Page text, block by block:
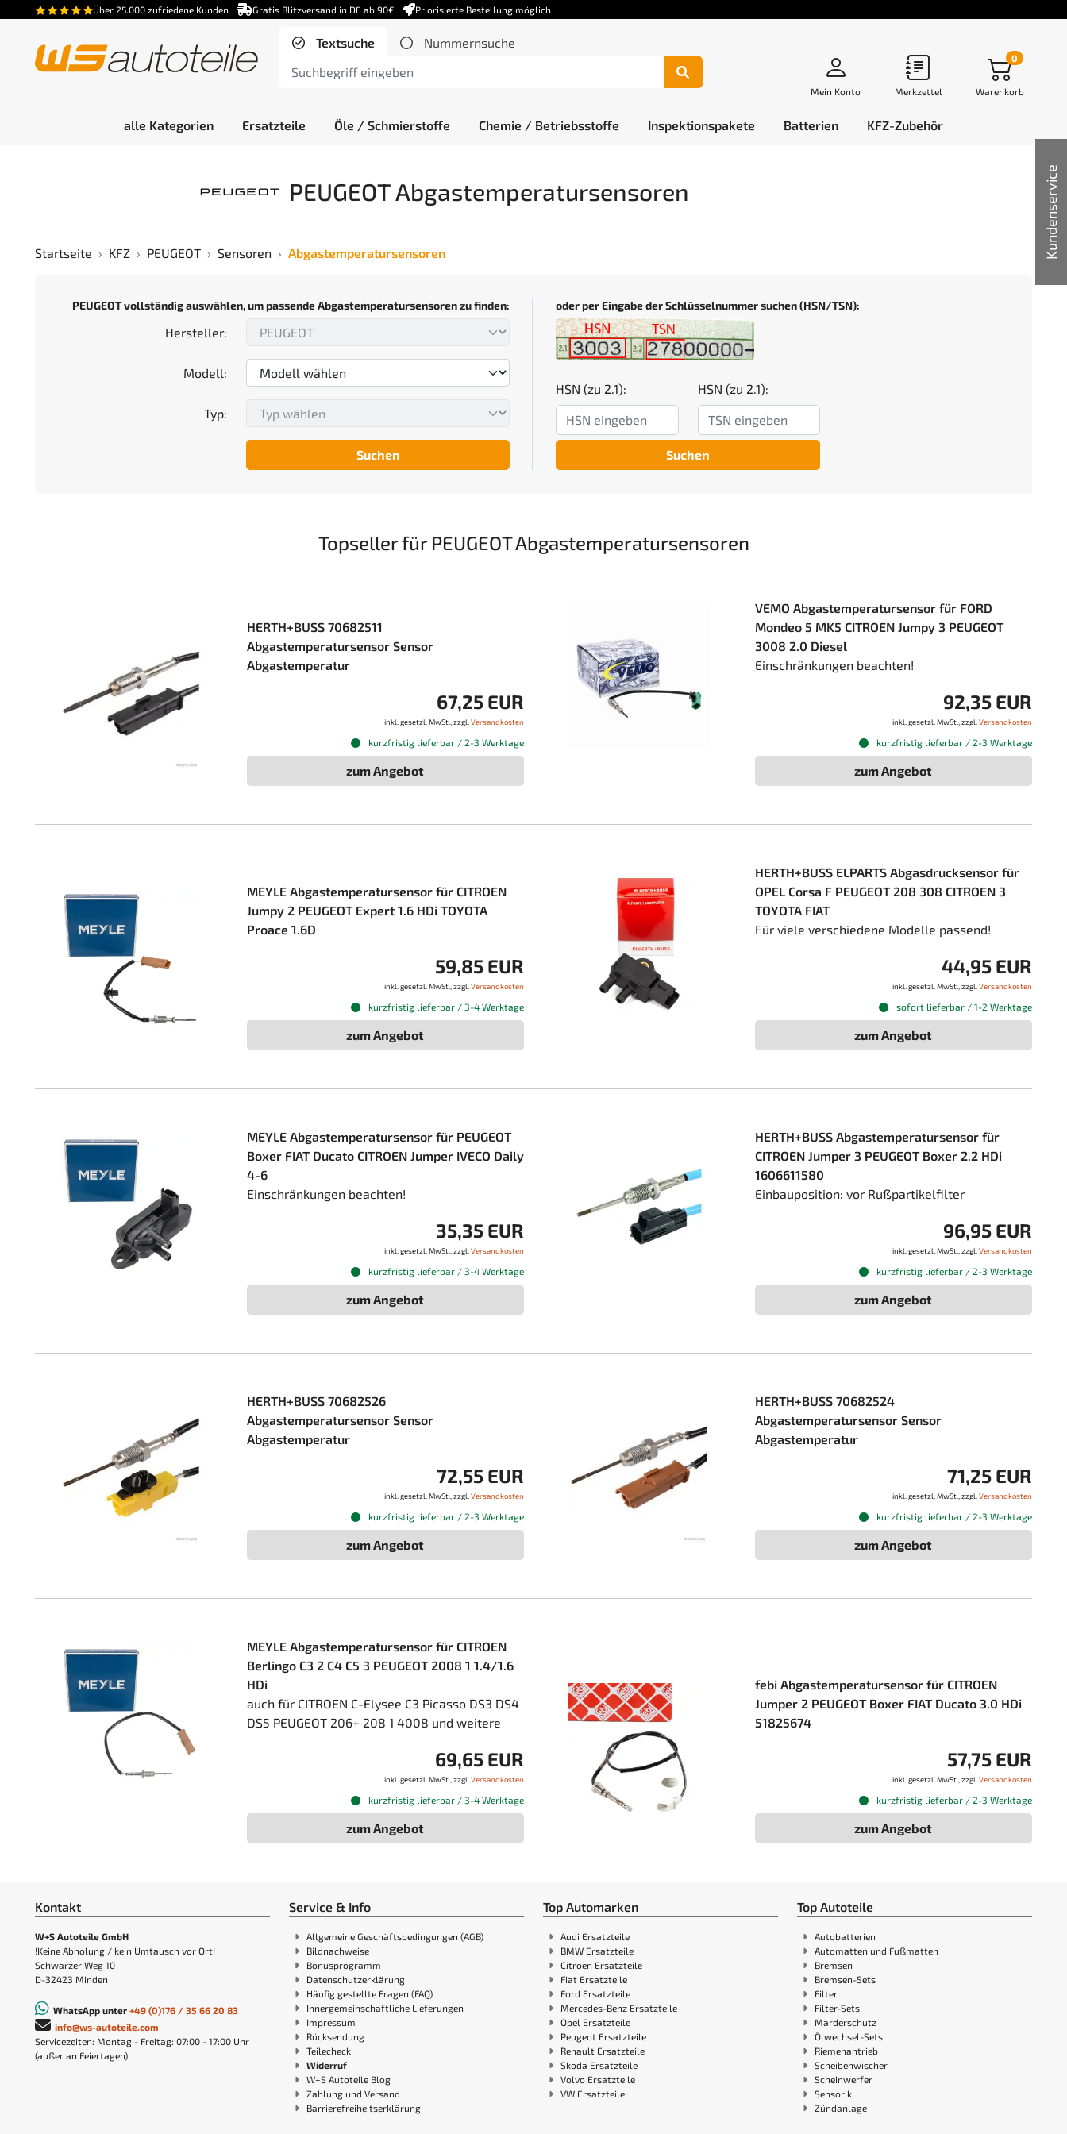
Kundenservice
Über 25.000 zufriedene Kunden Gratis Blitzversand in DE ab 90€ Priorisierte Bestellung möglich
Textsuche Nummernsuche
Mein Konto Merkzettel Warenkorb
0
alle Kategorien Ersatzteile Öle / Schmierstoffe Chemie / Betriebsstoffe Inspektionspakete Batterien KFZ-Zubehör
PEUGEOT Abgastemperatursensoren
Startseite KFZ PEUGEOT Sensoren Abgastemperatursensoren
PEUGEOT vollständig auswählen, um passende Abgastemperatursensoren zu finden:
Hersteller:
Modell:
Typ:
Suchen
oder per Eingabe der Schlüsselnummer suchen (HSN/TSN):
HSN (zu 2.1): HSN (zu 2.1):
Suchen
Topseller für PEUGEOT Abgastemperatursensoren
HERTH+BUSS 70682511
Abgastemperatursensor Sensor
Abgastemperatur
67,25 EUR
inkl. gesetzl. MwSt., zzgl. Versandkosten
kurzfristig lieferbar / 2-3 Werktage
zum Angebot
VEMO Abgastemperatursensor für FORD
Mondeo 5 MK5 CITROEN Jumpy 3 PEUGEOT
3008 2.0 Diesel
Einschränkungen beachten!
92,35 EUR
inkl. gesetzl. MwSt., zzgl. Versandkosten
kurzfristig lieferbar / 2-3 Werktage
zum Angebot
MEYLE Abgastemperatursensor für CITROEN
Jumpy 2 PEUGEOT Expert 1.6 HDi TOYOTA
Proace 1.6D
59,85 EUR
inkl. gesetzl. MwSt., zzgl. Versandkosten
kurzfristig lieferbar / 3-4 Werktage
zum Angebot
HERTH+BUSS ELPARTS Abgasdrucksensor für
OPEL Corsa F PEUGEOT 208 308 CITROEN 3
TOYOTA FIAT
Für viele verschiedene Modelle passend!
44,95 EUR
inkl. gesetzl. MwSt., zzgl. Versandkosten
sofort lieferbar / 1-2 Werktage
zum Angebot
MEYLE Abgastemperatursensor für PEUGEOT
Boxer FIAT Ducato CITROEN Jumper IVECO Daily
4-6
Einschränkungen beachten!
35,35 EUR
inkl. gesetzl. MwSt., zzgl. Versandkosten
kurzfristig lieferbar / 3-4 Werktage
zum Angebot
HERTH+BUSS Abgastemperatursensor für
CITROEN Jumper 3 PEUGEOT Boxer 2.2 HDi
1606611580
Einbauposition: vor Rußpartikelfilter
96,95 EUR
inkl. gesetzl. MwSt., zzgl. Versandkosten
kurzfristig lieferbar / 2-3 Werktage
zum Angebot
HERTH+BUSS 70682526
Abgastemperatursensor Sensor
Abgastemperatur
72,55 EUR
inkl. gesetzl. MwSt., zzgl. Versandkosten
kurzfristig lieferbar / 2-3 Werktage
zum Angebot
HERTH+BUSS 70682524
Abgastemperatursensor Sensor
Abgastemperatur
71,25 EUR
inkl. gesetzl. MwSt., zzgl. Versandkosten
kurzfristig lieferbar / 2-3 Werktage
zum Angebot
MEYLE Abgastemperatursensor für CITROEN
Berlingo C3 2 C4 C5 3 PEUGEOT 2008 1 1.4/1.6
HDi
auch für CITROEN C-Elysee C3 Picasso DS3 DS4
DS5 PEUGEOT 206+ 208 1 4008 und weitere
69,65 EUR
inkl. gesetzl. MwSt., zzgl. Versandkosten
kurzfristig lieferbar / 3-4 Werktage
zum Angebot
febi Abgastemperatursensor für CITROEN
Jumper 2 PEUGEOT Boxer FIAT Ducato 3.0 HDi
51825674
57,75 EUR
inkl. gesetzl. MwSt., zzgl. Versandkosten
kurzfristig lieferbar / 2-3 Werktage
zum Angebot
Kontakt
W+S Autoteile GmbH
!Keine Abholung / kein Umtausch vor Ort!
Schwarzer Weg 10
D-32423 Minden
WhatsApp unter +49 (0)176 / 35 66 20 83
info@ws-autoteile.com
Servicezeiten: Montag - Freitag: 07:00 - 17:00 Uhr
(außer an Feiertagen)
Service & Info
Allgemeine Geschäftsbedingungen (AGB)
Bildnachweise
Bonusprogramm
Datenschutzerklärung
Häufig gestellte Fragen (FAQ)
Innergemeinschaftliche Lieferungen
Impressum
Rücksendung
Teilecheck
Widerruf
W+S Autoteile Blog
Zahlung und Versand
Barrierefreiheitserklärung
Top Automarken
Audi Ersatzteile
BMW Ersatzteile
Citroen Ersatzteile
Fiat Ersatzteile
Ford Ersatzteile
Mercedes-Benz Ersatzteile
Opel Ersatzteile
Peugeot Ersatzteile
Renault Ersatzteile
Skoda Ersatzteile
Volvo Ersatzteile
VW Ersatzteile
Top Autoteile
Autobatterien
Automatten und Fußmatten
Bremsen
Bremsen-Sets
Filter
Filter-Sets
Marderschutz
Ölwechsel-Sets
Riemenantrieb
Scheibenwischer
Scheinwerfer
Sensorik
Zündanlage